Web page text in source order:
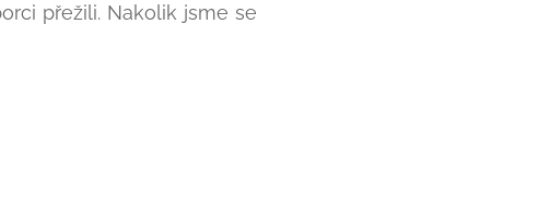
přežili. Nakolik jsme se